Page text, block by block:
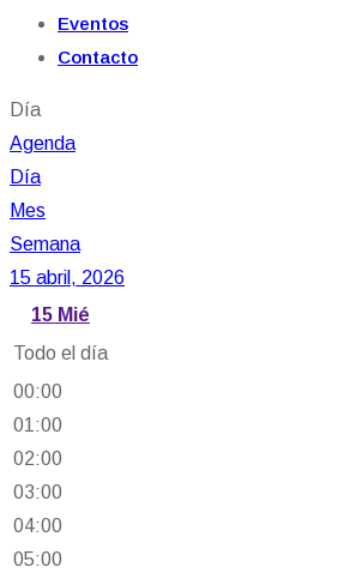
Eventos
Contacto
Día
Agenda
Día
Mes
Semana
15 abril, 2026
15 Mié
Todo el día
00:00
01:00
02:00
03:00
04:00
05:00